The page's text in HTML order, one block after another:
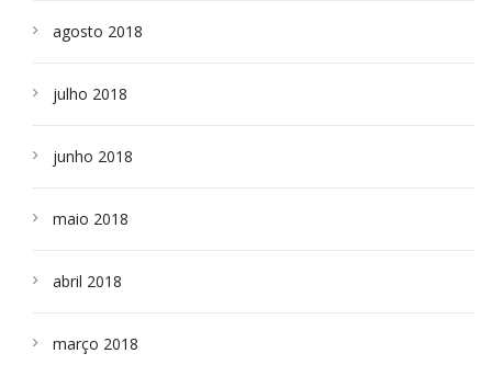
agosto 2018
julho 2018
junho 2018
maio 2018
abril 2018
março 2018